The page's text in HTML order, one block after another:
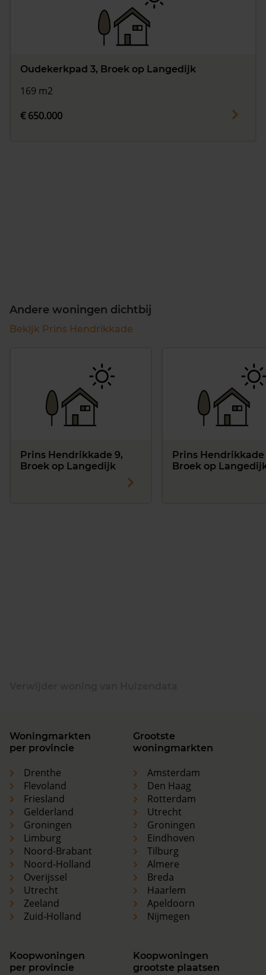
Oudekerkpad 3, Broek op Langedijk
169 m2
€ 650.000
Andere woningen dichtbij
Bekijk Prins Hendrikkade
Prins Hendrikkade 9,
Broek op Langedijk
Prins Hendrikkade
Broek op
Woningmarkten
per provincie
Drenthe
Flevoland
Friesland
Gelderland
Groningen
Limburg
Noord-Brabant
Noord-Holland
Overijssel
Utrecht
Zeeland
Zuid-Holland
Grootste
woningmarkten
Amsterdam
Den Haag
Rotterdam
Utrecht
Groningen
Eindhoven
Tilburg
Almere
Breda
Haarlem
Apeldoorn
Nijmegen
Koopwoningen
per provincie
Koopwoningen
grootste plaatsen